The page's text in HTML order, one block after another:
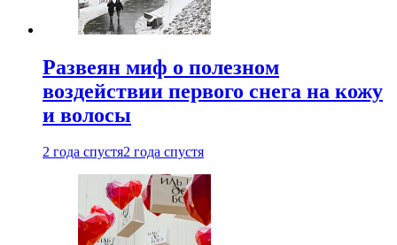
Развеян миф о полезном
воздействии первого снега на кожу
и волосы
2 года спустя2 года спустя